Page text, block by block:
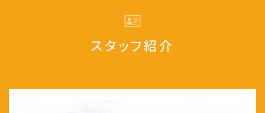
スタッフ紹介